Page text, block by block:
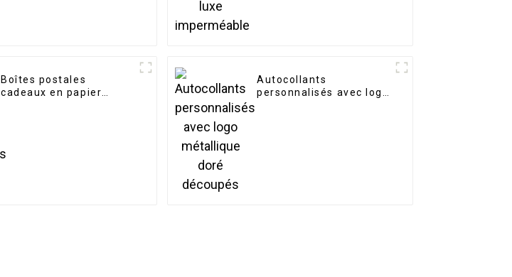
Boîtes postales
cadeaux en papier
Autocollants
personnalisés avec logo